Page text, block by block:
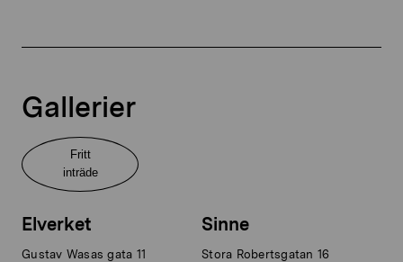
Gallerier
Fritt
inträde
Elverket
Gustav Wasas gata 11
Sinne
Stora Robertsgatan 16